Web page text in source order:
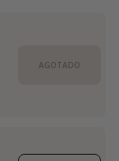
AGOTADO